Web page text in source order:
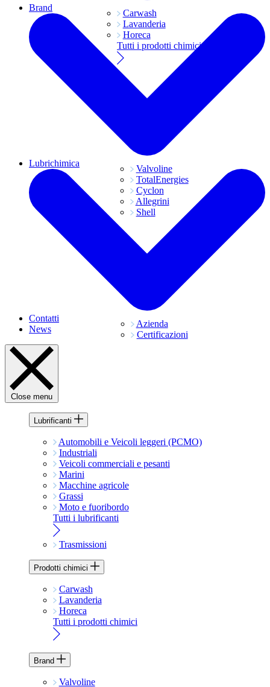
Carwash
Lavanderia
Horeca
Tutti i prodotti chimici
Brand
Valvoline
TotalEnergies
Cyclon
Allegrini
Shell
Lubrichimica
Azienda
Certificazioni
Contatti
News
Close menu
Lubrificanti
Automobili e Veicoli leggeri (PCMO)
Industriali
Veicoli commerciali e pesanti
Marini
Macchine agricole
Grassi
Moto e fuoribordo
Tutti i lubrificanti
Trasmissioni
Prodotti chimici
Carwash
Lavanderia
Horeca
Tutti i prodotti chimici
Brand
Valvoline